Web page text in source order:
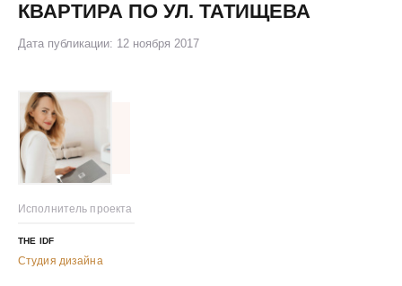
КВАРТИРА ПО УЛ. ТАТИЩЕВА
Дата публикации: 12 ноября 2017
Исполнитель проекта
THE IDF
Студия дизайна